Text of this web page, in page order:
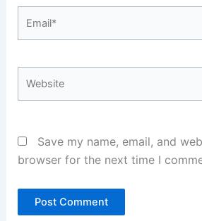
Save my name, email, and
browser for the next time I